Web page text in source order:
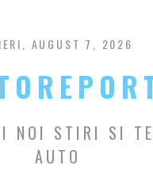
content
AUGUST 7, 2026
NOI STIRI SI
AUTO